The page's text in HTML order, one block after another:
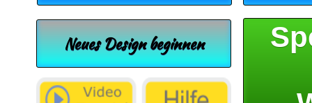
Neues Design beginnen